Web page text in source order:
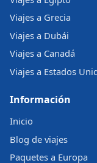
Viajes a Grecia
Viajes a Dubái
Viajes a Canadá
Viajes a Estados
Información
Inicio
Blog de viajes
Paquetes a Europa